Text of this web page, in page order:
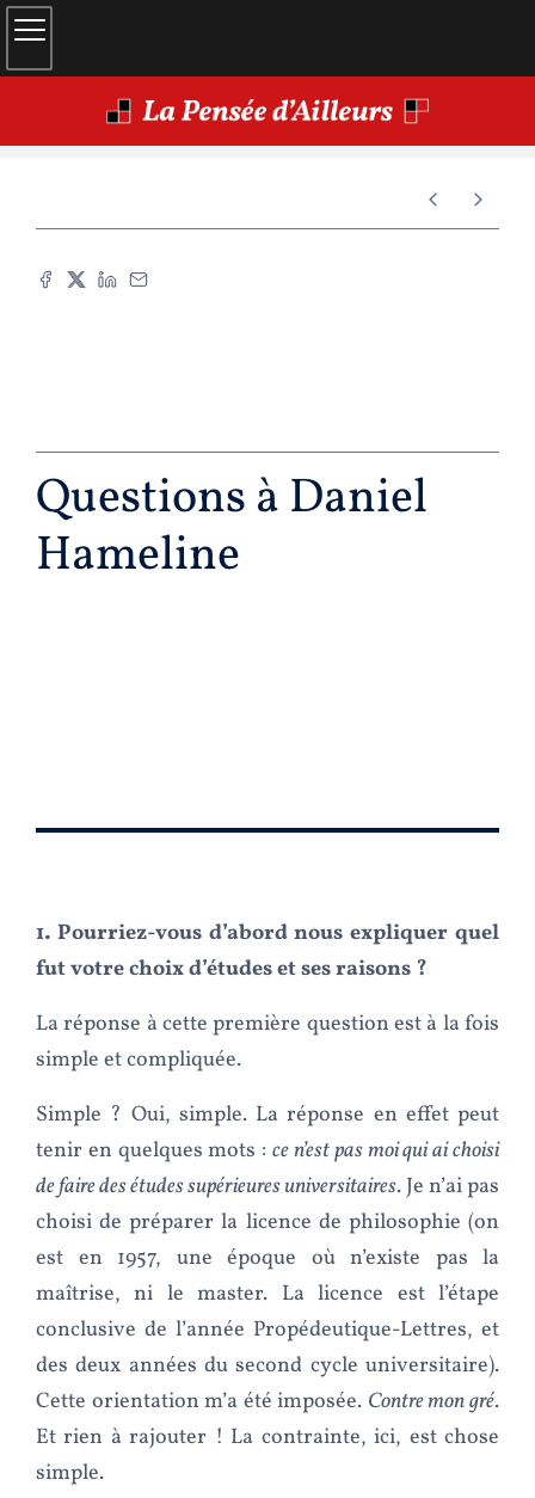
Questions à Daniel
Hameline
1. Pourriez-vous d’abord nous expliquer quel
fut votre choix d’études et ses raisons ?
La réponse à cette première question est à la fois
simple et compliquée.
Simple ? Oui, simple. La réponse en effet peut
tenir en quelques mots :ce n’est pas moi qui ai choisi
de faire des études supérieures universitaires. Je n’ai pas
choisi de préparer la licence de philosophie (on
est en 1957, une époque où n’existe pas la
maîtrise, ni le master. La licence est l’étape
conclusive de l’année Propédeutique-Lettres, et
des deux années du second cycle universitaire).
Cette orientation m’a été imposée. Contre mon gré.
Et rien à rajouter ! La contrainte, ici, est chose
simple.